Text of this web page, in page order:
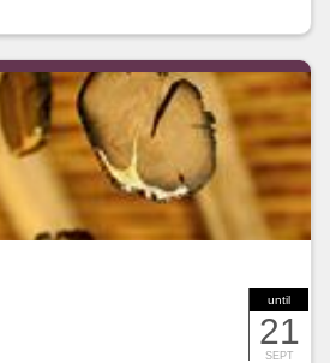
until
21
SEPT